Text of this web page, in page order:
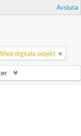
Avsluta
Med digitala objekt